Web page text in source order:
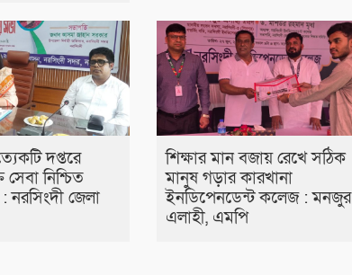
দপ্তরে
সেবা নিশ্চিত
নরসিংদী জেলা
শিক্ষার মান বজায় রেখে সঠিক
মানুষ গড়ার কারখানা
ইনডিপেনডেন্ট কলেজ : মনজুর
এলাহী, এমপি